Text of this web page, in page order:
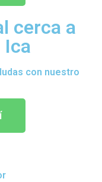
cerca a
Ica
con nuestro